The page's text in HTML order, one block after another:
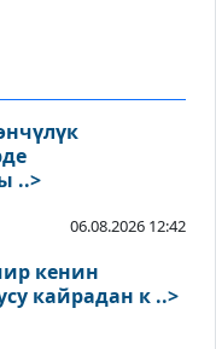
..>
06.08.2026 12:42
кенин
кайрадан к ..>